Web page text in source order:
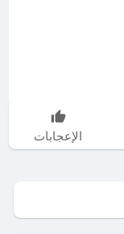
الإعجابات